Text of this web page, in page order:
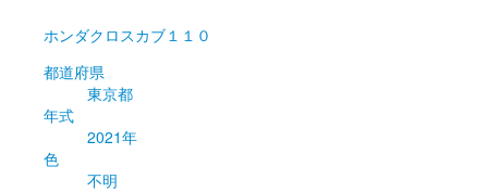
ホンダクロスカブ１１０
都道府県
東京都
年式
2021年
色
不明